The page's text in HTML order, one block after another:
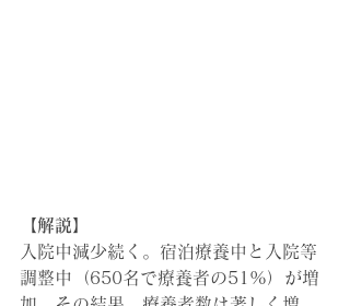
【解説】
入院中減少続く。宿泊療養中と入院等
調整中（650名で療養者の51%）が増